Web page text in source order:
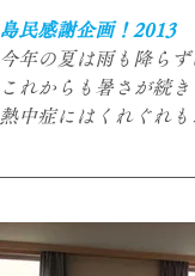
島民感謝企画！2013
今年の夏は雨も降ら
これからも暑さが続き
熱中症にはくれぐれも